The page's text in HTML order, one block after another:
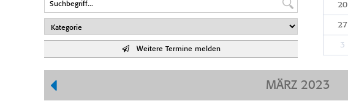
Weitere Termine melden
20
27
3
MÄRZ 2023